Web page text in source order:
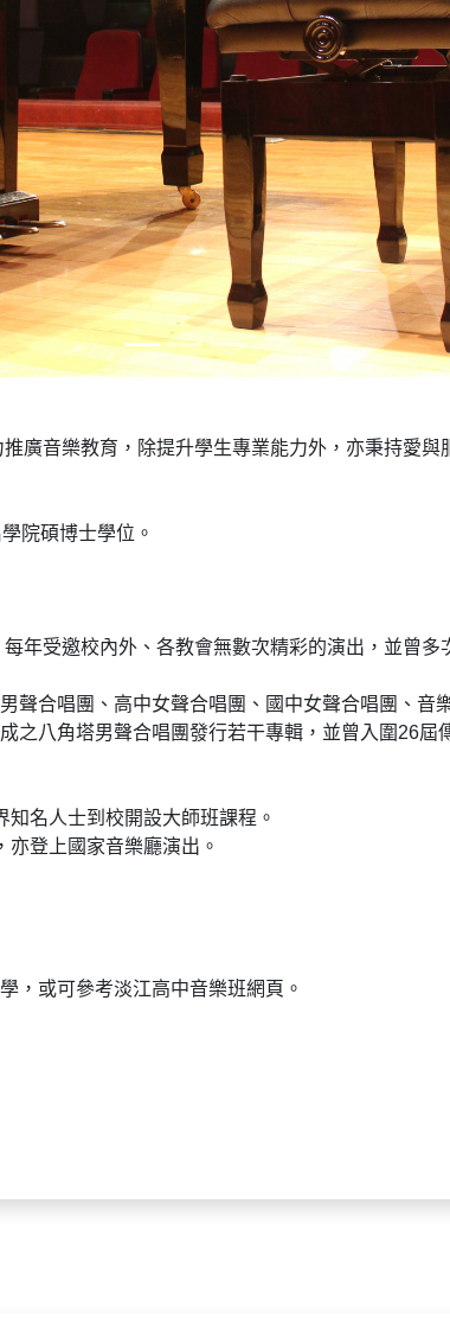
廣音樂教育，除提升學生專業能力外，亦秉持愛
院碩博士學位。
年受邀校內外、各教會無數次精彩的演出，並曾多
聲合唱團、高中女聲合唱團、國中女聲合唱團、音
之八角塔男聲合唱團發行若干專輯，並曾入圍26屆
名人士到校開設大師班課程。
登上國家音樂廳演出。
，或可參考淡江高中音樂班網頁。